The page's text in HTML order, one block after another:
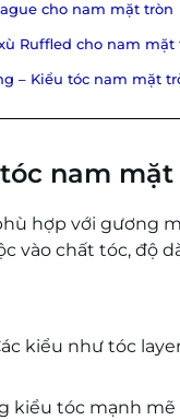
cho nam mặt tròn
Ruffled cho nam mặt
– Kiểu tóc nam mặt
nam
hợp với gương
vào chất tóc, độ
kiểu như tóc
kiểu tóc mạnh mẽ